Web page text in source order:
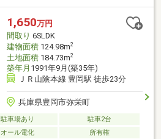
1,650万円
間取り 6SLDK
建物面積124.98m2
土地面積184.73m2
築年月 1991年9月(築35年)
ＪＲ山陰本線 豊岡駅 徒歩23分
兵庫県豊岡市弥栄町
駐車場あり
駐車2台
オール電化 所有権